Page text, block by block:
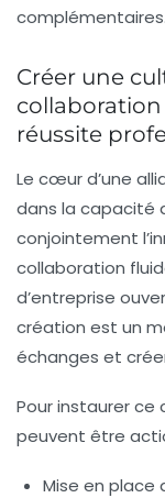
complémentaires.
Créer une
réussite
Le cœur d’une
dans la capacité
conjointement
collaboration
d’entreprise
création est un
échanges et
Pour instaurer ce
peuvent être
Mise en place